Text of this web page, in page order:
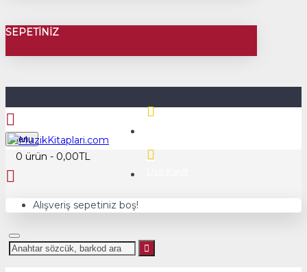
SEPETINIZ
Menu
0 ürün - 0,00TL
Alışveriş sepetiniz boş!